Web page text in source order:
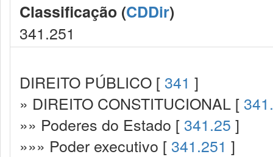
Classificação (CDDir)
341.251
DIREITO PÚBLICO [ 341 ]
» DIREITO CONSTITUCIONAL [
»» Poderes do Estado [ 341.25 ]
»»» Poder executivo [ 341.251 ]